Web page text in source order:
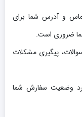
و آدرس شما برای
ضروری است.
پیگیری مشکلات
وضعیت سفارش شما